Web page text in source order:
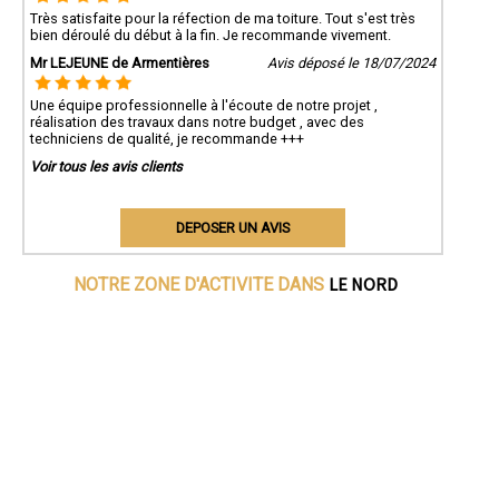
Très satisfaite pour la réfection de ma toiture. Tout s'est très
bien déroulé du début à la fin. Je recommande vivement.
Mr LEJEUNE de Armentières
Avis déposé le 18/07/2024
Une équipe professionnelle à l'écoute de notre projet ,
réalisation des travaux dans notre budget , avec des
techniciens de qualité, je recommande +++
Voir tous les avis clients
DEPOSER UN AVIS
NOTRE ZONE D'ACTIVITE DANS LE NORD